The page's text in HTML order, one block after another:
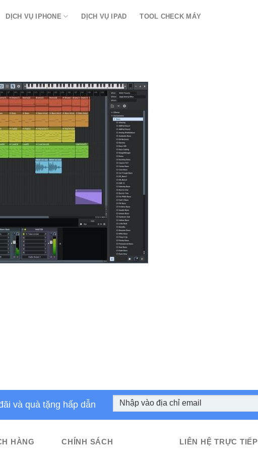
DỊCH VỤ IPHONE DỊCH VỤ IPAD TOOL CHECK MÁY
và quà tặng hấp dẫn
HÀNG CHÍNH SÁCH LIÊN HỆ TRỰC TIẾP